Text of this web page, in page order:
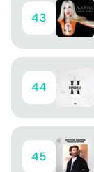
43
44
45